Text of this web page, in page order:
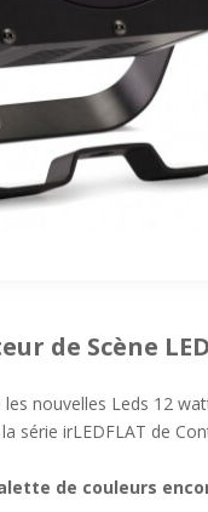
de Scène
les nouvelles Leds 12
série irLEDFLAT de
de couleurs